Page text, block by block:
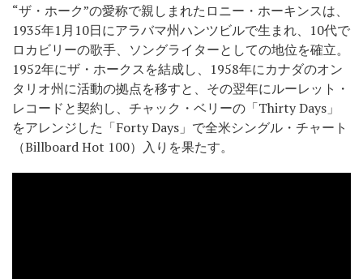
“ザ・ホーク”の愛称で親しまれたロニー・ホーキンスは、
1935年1月10日にアラバマ州ハンツビルで生まれ、10代で
ロカビリーの歌手、ソングライターとしての地位を確立。
1952年にザ・ホークスを結成し、1958年にカナダのオン
タリオ州に活動の拠点を移すと、その翌年にルーレット・
レコードと契約し、チャック・ベリーの「Thirty Days」
をアレンジした「Forty Days」で全米シングル・チャート
（Billboard Hot 100）入りを果たす。